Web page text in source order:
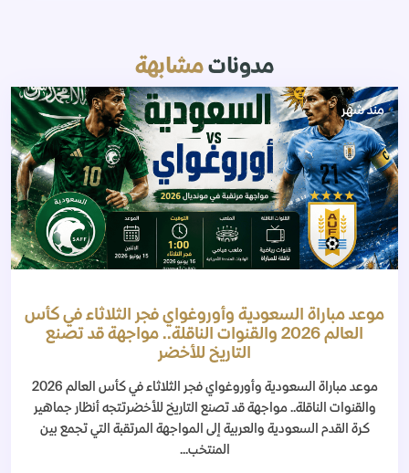
مدونات مشابهة
منذ شهر
موعد مباراة السعودية وأوروغواي فجر الثلاثاء في كأس
العالم 2026 والقنوات الناقلة.. مواجهة قد تصنع
التاريخ للأخضر
موعد مباراة السعودية وأوروغواي فجر الثلاثاء في كأس العالم 2026
والقنوات الناقلة.. مواجهة قد تصنع التاريخ للأخضرتتجه أنظار جماهير
كرة القدم السعودية والعربية إلى المواجهة المرتقبة التي تجمع بين
المنتخب...